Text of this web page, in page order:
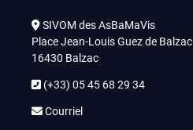
SIVOM des AsBaMaVis
Place Jean-Louis Guez de Balzac
16430 Balzac
(+33) 05 45 68 29 34
Courriel